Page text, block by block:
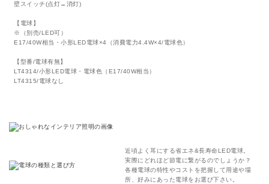
壁スイッチ(点灯→消灯)
【電球】
※（別売/LED可）
E17/40W相当・小形LED電球×4（消費電力4.4W×4/電球色）
【型番/電球有無】
LT4314/小形LED電球・電球色（E17/40W相当）
LT4315/電球なし
近頃よく耳にする省エネ&長寿命LED電球。
実際にどれほど節電に繋がるのでしょうか？
各種電球の特性やコストを把握して用途や場
所、好みにあった電球をお選び下さい。